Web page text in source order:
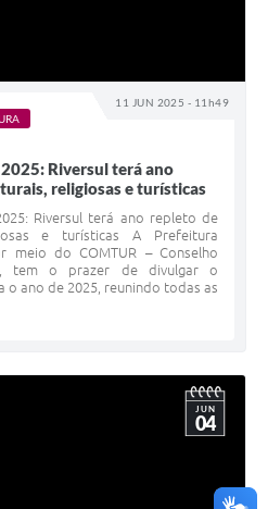
11 JUN 2025 - 11h49
Riversul terá ano
religiosas e turísticas
Riversul terá ano repleto de
e turísticas A Prefeitura
meio do COMTUR – Conselho
tem o prazer de divulgar o
o ano de 2025, reunindo todas as
JUN
04